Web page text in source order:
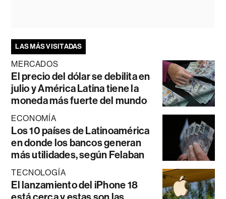
LAS MÁS VISITADAS
MERCADOS
El precio del dólar se debilita en
julio y América Latina tiene la
moneda más fuerte del mundo
ECONOMÍA
Los 10 países de Latinoamérica
en donde los bancos generan
más utilidades, según Felaban
TECNOLOGÍA
El lanzamiento del iPhone 18